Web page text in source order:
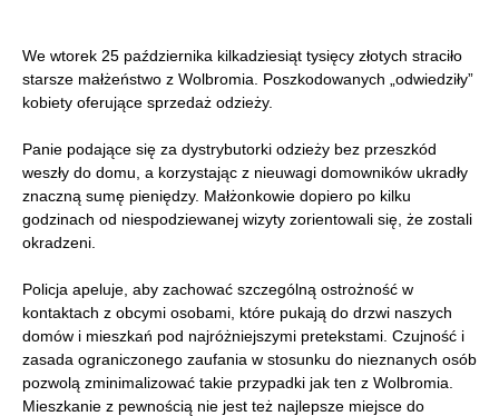
We wtorek 25 października kilkadziesiąt tysięcy złotych straciło
starsze małżeństwo z Wolbromia. Poszkodowanych „odwiedziły”
kobiety oferujące sprzedaż odzieży.
Panie podające się za dystrybutorki odzieży bez przeszkód
weszły do domu, a korzystając z nieuwagi domowników ukradły
znaczną sumę pieniędzy. Małżonkowie dopiero po kilku
godzinach od niespodziewanej wizyty zorientowali się, że zostali
okradzeni.
Policja apeluje, aby zachować szczególną ostrożność w
kontaktach z obcymi osobami, które pukają do drzwi naszych
domów i mieszkań pod najróżniejszymi pretekstami. Czujność i
zasada ograniczonego zaufania w stosunku do nieznanych osób
pozwolą zminimalizować takie przypadki jak ten z Wolbromia.
Mieszkanie z pewnością nie jest też najlepsze miejsce do